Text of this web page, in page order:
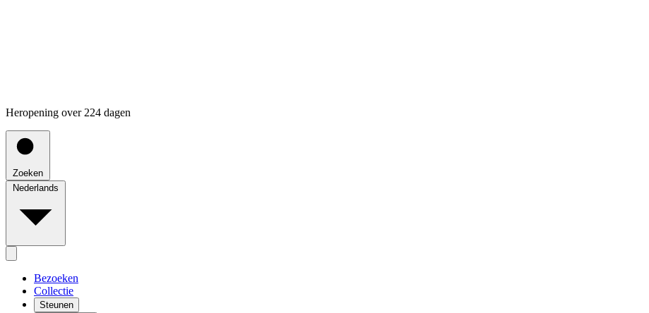
Heropening over 224 dagen
Zoeken
Nederlands
Bezoeken
Collectie
Steunen